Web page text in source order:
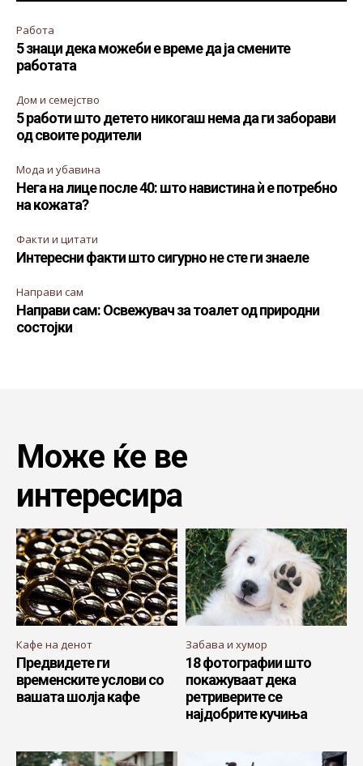
Работа
5 знаци дека можеби е време да ја смените
работата
Дом и семејство
5 работи што детето никогаш нема да ги заборави
од своите родители
Мода и убавина
Нега на лице после 40: што навистина ѝ е потребно
на кожата?
Факти и цитати
Интересни факти што сигурно не сте ги знаеле
Направи сам
Направи сам: Освежувач за тоалет од природни
состојки
Може ќе ве
интересира
Кафе на денот
Предвидете ги
временските услови со
вашата шолја кафе
Забава и хумор
18 фотографии што
покажуваат дека
ретриверите се
најдобрите кучиња